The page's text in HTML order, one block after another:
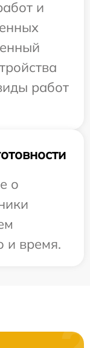
и
работ
о
и время.